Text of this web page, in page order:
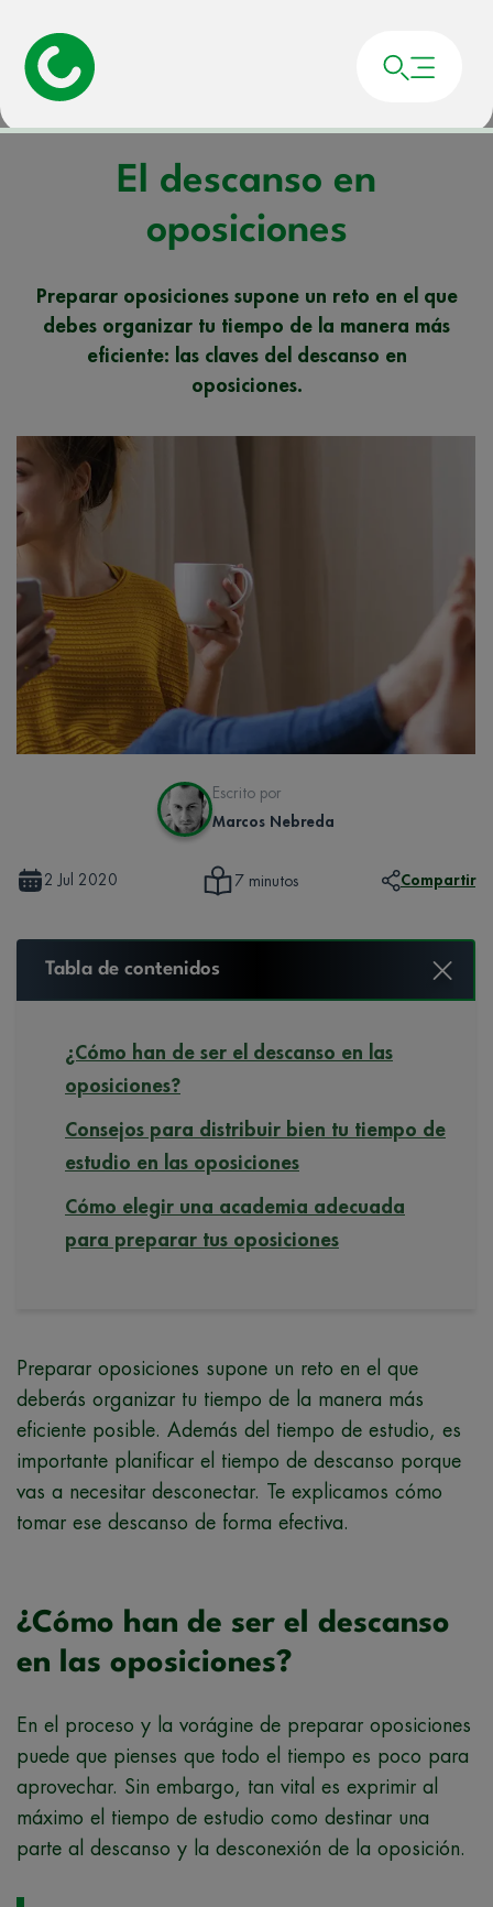
Portada»
El descanso en
oposiciones
Preparar oposiciones supone un reto en el que
debes organizar tu tiempo de la manera más
eficiente: las claves del descanso en
oposiciones.
Escrito por
Marcos Nebreda
2 Jul 2020 7 minutos Compartir
Tabla de contenidos
¿Cómo han de ser el descanso en las
oposiciones?
Consejos para distribuir bien tu tiempo de
estudio en las oposiciones
Cómo elegir una academia adecuada
para preparar tus oposiciones
Preparar oposiciones supone un reto en el que
deberás organizar tu tiempo de la manera más
eficiente posible. Además del tiempo de estudio, es
importante planificar el tiempo de descanso porque
vas a necesitar desconectar. Te explicamos cómo
tomar ese descanso de forma efectiva.
¿Cómo han de ser el descanso
en las oposiciones?
En el proceso y la vorágine de preparar oposiciones
puede que pienses que todo el tiempo es poco para
aprovechar. Sin embargo, tan vital es exprimir al
máximo el tiempo de estudio como destinar una
parte al descanso y la desconexión de la oposición.